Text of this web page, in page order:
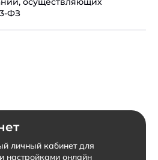
документооборот.
ФЗ
договор
личный кабинет для
настройками онлайн